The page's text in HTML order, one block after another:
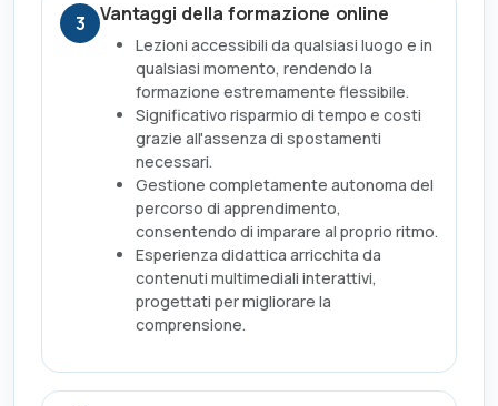
3 Vantaggi della formazione online
Lezioni accessibili da qualsiasi luogo e in
qualsiasi momento, rendendo la
formazione estremamente flessibile.
Significativo risparmio di tempo e costi
grazie all'assenza di spostamenti
necessari.
Gestione completamente autonoma del
percorso di apprendimento,
consentendo di imparare al proprio ritmo.
Esperienza didattica arricchita da
contenuti multimediali interattivi,
progettati per migliorare la
comprensione.